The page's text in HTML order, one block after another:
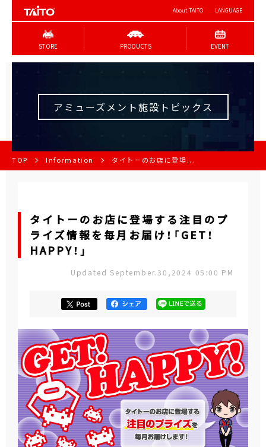
About TAITO LANGUAGE
STORE PRODUCTS EVENT
アミューズメント施設トピックス
TOP Information タイトーのお店に登場...
タイトーのお店に登場する注目のプ
ライズ情報を毎月お届け！「GET！
HAPPY！」
Updated September.30,2024 05:00 PM